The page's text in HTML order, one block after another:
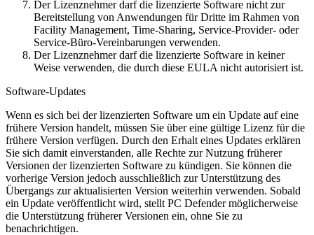
Der Lizenznehmer darf die lizenzierte Software nicht zur
Bereitstellung von Anwendungen für Dritte im Rahmen von
Facility Management, Time-Sharing, Service-Provider- oder
Service-Büro-Vereinbarungen verwenden.
Der Lizenznehmer darf die lizenzierte Software in keiner
Weise verwenden, die durch diese EULA nicht autorisiert ist.
Software-Updates
Wenn es sich bei der lizenzierten Software um ein Update auf eine
frühere Version handelt, müssen Sie über eine gültige Lizenz für die
frühere Version verfügen. Durch den Erhalt eines Updates erklären
Sie sich damit einverstanden, alle Rechte zur Nutzung früherer
Versionen der lizenzierten Software zu kündigen. Sie können die
vorherige Version jedoch ausschließlich zur Unterstützung des
Übergangs zur aktualisierten Version weiterhin verwenden. Sobald
ein Update veröffentlicht wird, stellt PC Defender möglicherweise
die Unterstützung früherer Versionen ein, ohne Sie zu
benachrichtigen.